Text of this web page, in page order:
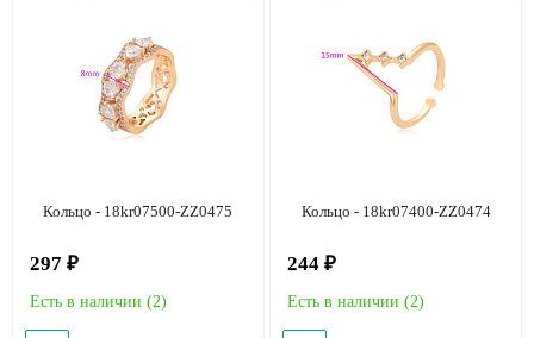
Кольцо - 18kr07500-ZZ0475
297 ₽
Есть в наличии (2)
Кольцо - 18kr07400-ZZ0474
244 ₽
Есть в наличии (2)